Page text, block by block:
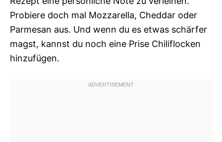
Probiere doch mal Mozzarella, Cheddar oder
Parmesan aus. Und wenn du es etwas schärfer
magst, kannst du noch eine Prise Chiliflocken
hinzufügen.